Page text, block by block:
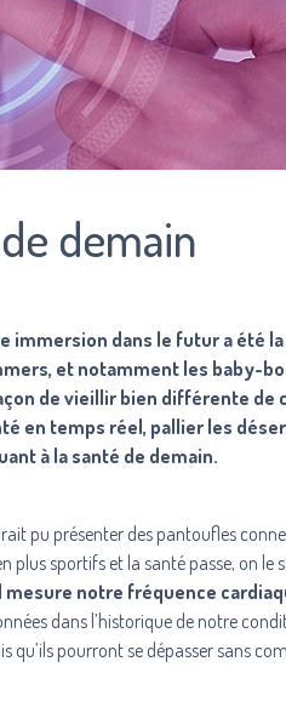
demain
dans le futur a été la
et notamment les baby-
de vieillir bien différente de
en temps réel, pallier les
à la santé de demain.
pu présenter des pantoufles
sportifs et la santé passe, on le
mesure notre fréquence
dans l’historique de notre
pourront se dépasser sans